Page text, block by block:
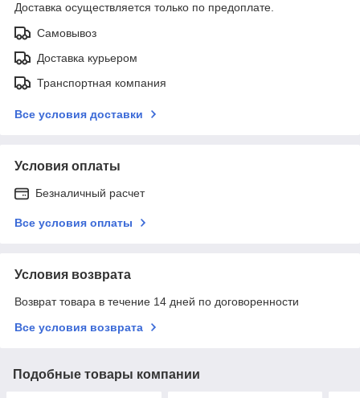
Доставка осуществляется только по предоплате.
Самовывоз
Доставка курьером
Транспортная компания
Все условия доставки
Условия оплаты
Безналичный расчет
Все условия оплаты
Условия возврата
Возврат товара в течение 14 дней по договоренности
Все условия возврата
Подобные товары компании